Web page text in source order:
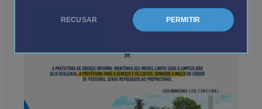
RECUSAR PERMITIR